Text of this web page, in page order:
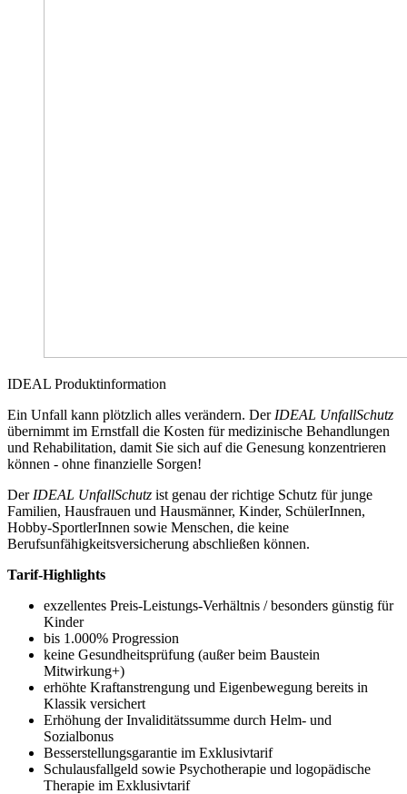
IDEAL Produktinformation
Ein Unfall kann plötzlich alles verändern. Der IDEAL UnfallSchutz
übernimmt im Ernstfall die Kosten für medizinische Behandlungen
und Rehabilitation, damit Sie sich auf die Genesung konzentrieren
können - ohne finanzielle Sorgen!
Der IDEAL UnfallSchutz ist genau der richtige Schutz für junge
Familien, Hausfrauen und Hausmänner, Kinder, SchülerInnen,
Hobby-SportlerInnen sowie Menschen, die keine
Berufsunfähigkeitsversicherung abschließen können.
Tarif-Highlights
exzellentes Preis-Leistungs-Verhältnis / besonders günstig für
Kinder
bis 1.000% Progression
keine Gesundheitsprüfung (außer beim Baustein
Mitwirkung+)
erhöhte Kraftanstrengung und Eigenbewegung bereits in
Klassik versichert
Erhöhung der Invaliditätssumme durch Helm- und
Sozialbonus
Besserstellungsgarantie im Exklusivtarif
Schulausfallgeld sowie Psychotherapie und logopädische
Therapie im Exklusivtarif